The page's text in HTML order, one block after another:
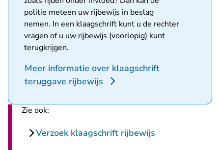
politie meteen uw rijbewijs in beslag
nemen. In een klaagschrift kunt u de rechter
vragen of u uw rijbewijs (voorlopig) kunt
terugkrijgen.
Meer informatie over klaagschrift
teruggave rijbewijs
Zie ook:
Verzoek klaagschrift rijbewijs